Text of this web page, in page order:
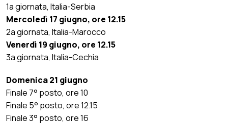
1a giornata, Italia-Serbia
Mercoledì 17 giugno, ore 12.15
2a giornata, Italia-Marocco
Venerdì 19 giugno, ore 12.15
3a giornata, Italia-Cechia
Domenica 21 giugno
Finale 7° posto, ore 10
Finale 5° posto, ore 12.15
Finale 3° posto, ore 16